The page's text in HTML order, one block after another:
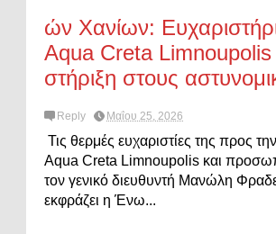
ών Χανίων:
Aqua Creta Limnoupolis
στήριξη στους
Reply Μαΐου 25, 2026
Τις θερμές ευχαριστίες της προς την
Aqua Creta Limnoupolis και
τον γενικό διευθυντή Μανώλη
εκφράζει η Ένω...